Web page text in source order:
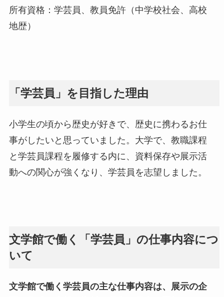
所有資格：学芸員、教員免許（中学校社会、高校
地歴）
「学芸員」を目指した理由
小学生の頃から歴史が好きで、歴史に携わるお仕
事がしたいと思っていました。大学で、教職課程
と学芸員課程を履修する内に、資料保存や展示活
動への関心が強くなり、学芸員を志望しました。
文学館で働く「学芸員」の仕事内容につ
いて
文学館で働く学芸員の主な仕事内容は、展示の企